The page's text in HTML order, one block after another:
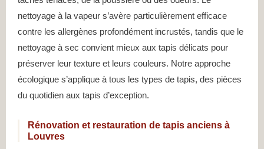
nettoyage à la vapeur s’avère particulièrement efficace
contre les allergènes profondément incrustés, tandis que le
nettoyage à sec convient mieux aux tapis délicats pour
préserver leur texture et leurs couleurs. Notre approche
écologique s’applique à tous les types de tapis, des pièces
du quotidien aux tapis d’exception.
Rénovation et restauration de tapis anciens à
Louvres